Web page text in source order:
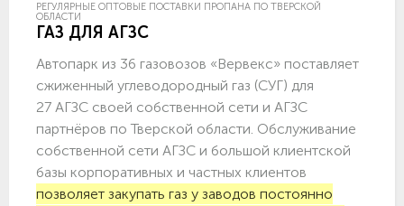
РЕГУЛЯРНЫЕ ОПТОВЫЕ ПОСТАВКИ ПРОПАНА ПО ТВЕРСКОЙ
ОБЛАСТИ
ГАЗ ДЛЯ АГЗС
Автопарк из 36 газовозов «Вервекс» поставляет
сжиженный углеводородный газ (СУГ) для
27 АГЗС своей собственной сети и АГЗС
партнёров по Тверской области. Обслуживание
собственной сети АГЗС и большой клиентской
базы корпоративных и частных клиентов
позволяет закупать газ у заводов постоянно